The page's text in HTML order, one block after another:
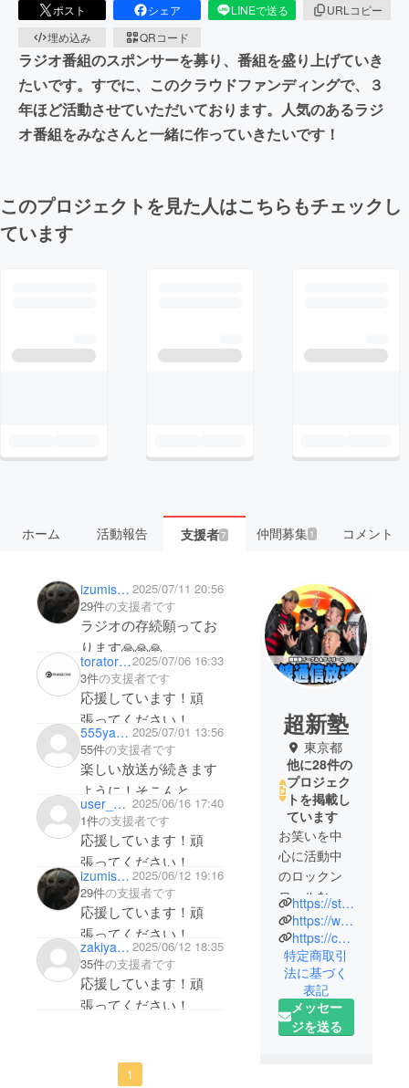
ポスト シェア LINEで送る
URLコピー
埋め込み
QRコード
ラジオ番組のスポンサーを募り、番組を盛り上げていき
たいです。すでに、このクラウドファンディングで、３
年ほど活動させていただいております。人気のあるラジ
オ番組をみなさんと一緒に作っていきたいです！
このプロジェクトを見た人はこちらもチェックし
ています
ホーム 活動報告 支援者7 仲間募集 1 コメント
izumisery 2025/07/11 20:56
29件の支援者です
ラジオの存続願ってお
ります🙏🙏🙏
toratora662025/07/06 16:33
3件の支援者です
応援しています！頑
張ってください！
555yammy555 2025/07/01 13:56
55件の支援者です
楽しい放送が続きます
ように！そこんと
こっ！！ヨロシクお願
い致します！
応援しています！頑
張ってください！
user_e5db4057dcb4 2025/06/16 17:40
1件の支援者です
応援しています！頑
張ってください！
izumisery 2025/06/12 19:16
29件の支援者です
応援しています！頑
張ってください！
zakiyama316 2025/06/12 18:35
35件の支援者です
応援しています！頑
張ってください！
1
超新塾
東京都
他に28件の
プロジェク
トを掲載し
ています
お笑いを中
心に活動中
のロックン
ロールな６
人組、超新
塾。
YouTube登
録者数40万
人以上！
現在、メ
https://stand.fm/channels/5fda146c47dfe99c8b83c4c4
https://www.youtube.com/channel/UC8ao3oi5q70KccmjzrRKRYQ
https://choshinjuku.jp
特定商取引
法に基づく
表記
メッセー
ジを送る